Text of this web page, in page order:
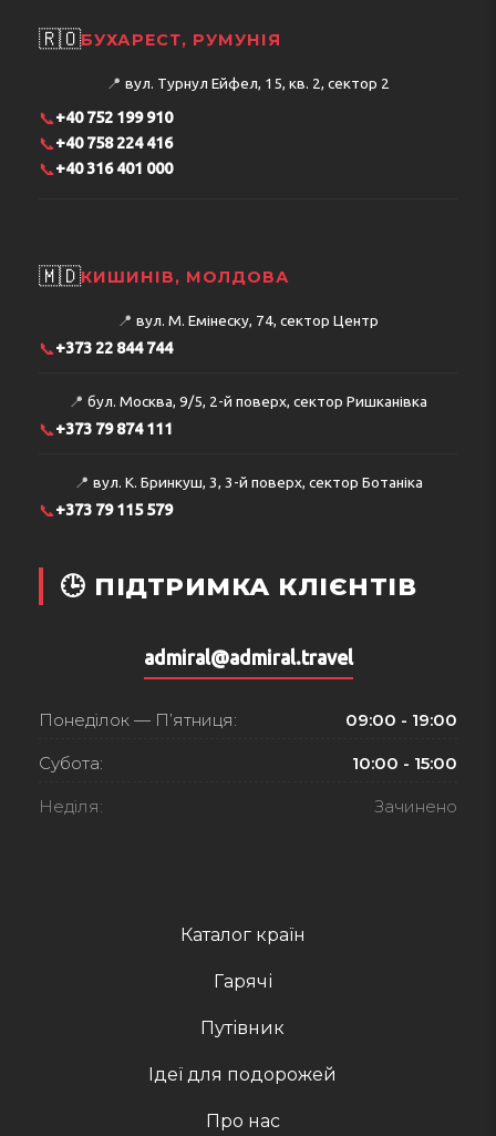
Каталог країн
Гарячі
Путівник
Ідеї для подорожей
Про нас
🇷🇴БУХАРЕСТ, РУМУНІЯ
📍 вул. Турнул Ейфел, 15, кв. 2, сектор 2
📞+40 752 199 910
📞+40 758 224 416
📞+40 316 401 000
🇲🇩КИШИНІВ, МОЛДОВА
📍 вул. М. Емінеску, 74, сектор Центр
📞+373 22 844 744
📍 бул. Москва, 9/5, 2-й поверх, сектор Ришканівка
📞+373 79 874 111
📍 вул. К. Бринкуш, 3, 3-й поверх, сектор Ботаніка
📞+373 79 115 579
🕒 ПІДТРИМКА КЛІЄНТІВ
admiral@admiral.travel
Понеділок — П’ятниця: 09:00 - 19:00
Субота: 10:00 - 15:00
Неділя: Зачинено